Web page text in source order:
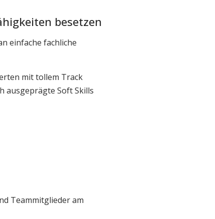
besetzen
einfache fachliche
mit tollem Track
ausgeprägte Soft Skills
Teammitglieder am